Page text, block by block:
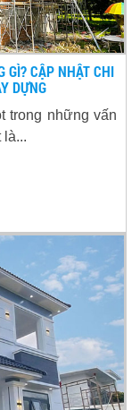
GÌ? CẬP NHẬT CHI
DỰNG
trong những vấn
là...